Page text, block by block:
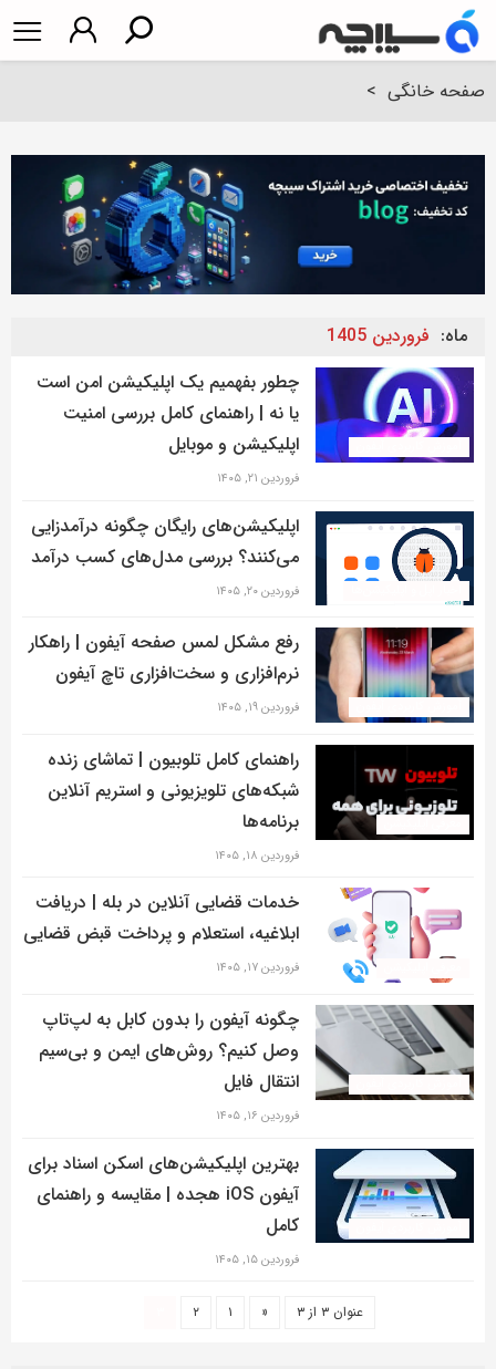
صفحه خانگی >
ماه: فروردین 1405
چطور بفهمیم یک اپلیکیشن امن است
یا نه | راهنمای کامل بررسی امنیت
اپلیکیشن و موبایل
فروردین ۲۱, ۱۴۰۵
اپلیکیشن‌های رایگان چگونه درآمدزایی
می‌کنند؟ بررسی مدل‌های کسب درآمد
فروردین ۲۰, ۱۴۰۵
رفع مشکل لمس صفحه آیفون | راهکار
نرم‌افزاری و سخت‌افزاری تاچ آیفون
فروردین ۱۹, ۱۴۰۵
راهنمای کامل تلوبیون | تماشای زنده
شبکه‌های تلویزیونی و استریم آنلاین
برنامه‌ها
فروردین ۱۸, ۱۴۰۵
خدمات قضایی آنلاین در بله | دریافت
ابلاغیه، استعلام و پرداخت قبض قضایی
فروردین ۱۷, ۱۴۰۵
چگونه آیفون را بدون کابل به لپ‌تاپ
وصل کنیم؟ روش‌های ایمن و بی‌سیم
انتقال فایل
فروردین ۱۶, ۱۴۰۵
بهترین اپلیکیشن‌های اسکن اسناد برای
آیفون iOS هجده | مقایسه و راهنمای
کامل
فروردین ۱۵, ۱۴۰۵
عنوان ۳ از ۳ « ۱ ۲